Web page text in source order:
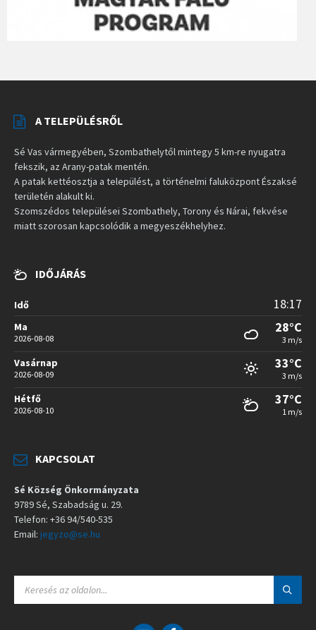
A TELEPÜLÉSRŐL
Sé Vas vármegyében, Szombathelytől mintegy 5 km-re nyugatra
fekszik, az Arany-patak mentén.
A patak kettéosztja a települést, a történelmi faluközpont Északsé
területén alakult ki.
Szomszédos települései Szombathely, Torony és Nárai, fekvése
miatt szorosan kapcsolódik a megyeszékhelyhez.
IDŐJÁRÁS
Idő 18:17
Ma
2026-08-08
28°C
3 m/s
Vasárnap
2026-08-09
33°C
3 m/s
Hétfő
2026-08-10
37°C
1 m/s
KAPCSOLAT
Sé Község Önkormányzata
9789 Sé, Szabadság u. 29.
Telefon: +36 94/540-535
Email: jegyzo@se.hu
A